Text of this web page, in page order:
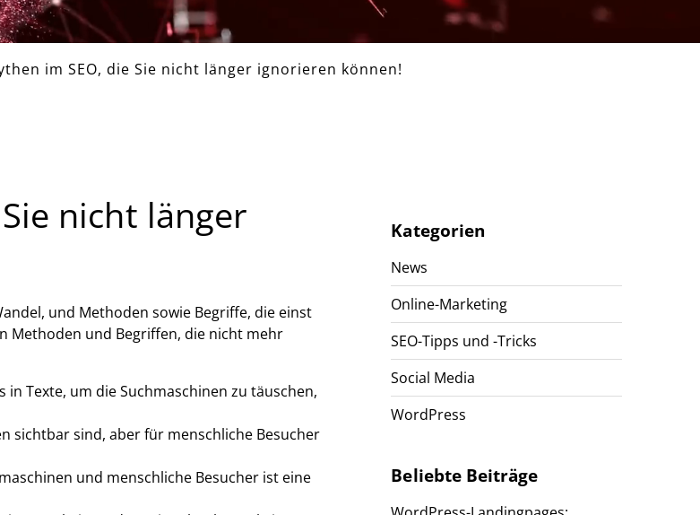
im SEO, die Sie nicht länger ignorieren können!
nicht länger
und Methoden sowie Begriffe, die einst
Methoden und Begriffen, die nicht mehr
Texte, um die Suchmaschinen zu täuschen,
sichtbar sind, aber für menschliche Besucher
und menschliche Besucher ist eine
Kategorien
News
Online-Marketing
SEO-Tipps und -Tricks
Social Media
WordPress
Beliebte Beiträge